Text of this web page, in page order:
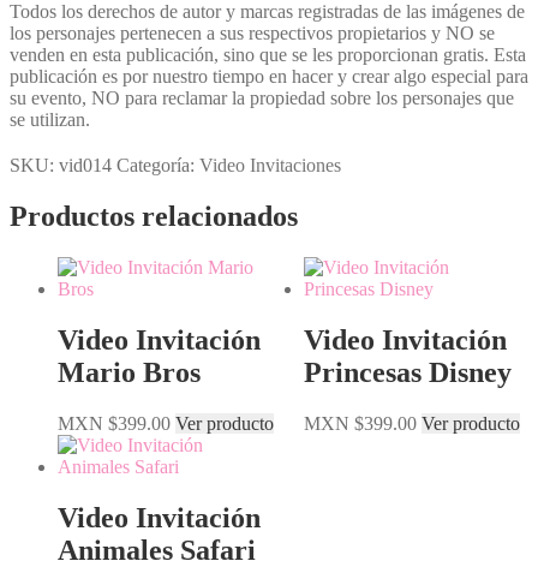
Todos los derechos de autor y marcas registradas de las imágenes de
los personajes pertenecen a sus respectivos propietarios y NO se
venden en esta publicación, sino que se les proporcionan gratis. Esta
publicación es por nuestro tiempo en hacer y crear algo especial para
su evento, NO para reclamar la propiedad sobre los personajes que
se utilizan.
SKU: vid014 Categoría: Video Invitaciones
Productos relacionados
Video Invitación
Mario Bros
MXN $399.00 Ver producto
Video Invitación
Princesas Disney
MXN $399.00 Ver producto
Video Invitación
Animales Safari